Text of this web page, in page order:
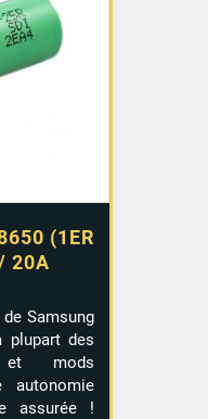
(1ER
20A
Samsung
plupart des
et mods
autonomie
assurée !